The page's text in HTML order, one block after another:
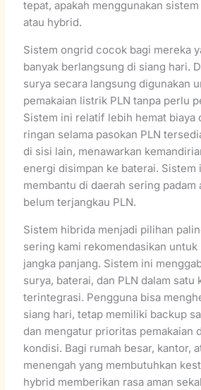
tepat, apakah menggunakan
atau hybrid.
Sistem ongrid cocok bagi mereka
banyak berlangsung di siang hari.
surya secara langsung digunakan
pemakaian listrik PLN tanpa perlu
Sistem ini relatif lebih hemat biaya
ringan selama pasokan PLN
di sisi lain, menawarkan
energi disimpan ke baterai. Sistem
membantu di daerah sering padam
belum terjangkau PLN.
Sistem hibrida menjadi pilihan
sering kami rekomendasikan untuk
jangka panjang. Sistem ini
surya, baterai, dan PLN dalam satu
terintegrasi. Pengguna bisa
siang hari, tetap memiliki backup
dan mengatur prioritas pemakaian
kondisi. Bagi rumah besar, kantor,
menengah yang membutuhkan
hybrid memberikan rasa aman